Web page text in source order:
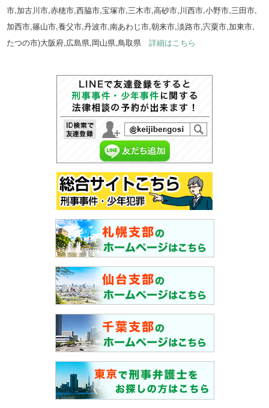
市,加古川市,赤穂市,西脇市,宝塚市,三木市,高砂市,川西市,小野市,三田市,
加西市,篠山市,養父市,丹波市,南あわじ市,朝来市,淡路市,宍粟市,加東市,
たつの市)大阪府,広島県,岡山県,鳥取県詳細はこちら